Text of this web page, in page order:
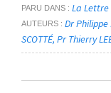
PARU DANS La Lettre
AUTEURS Dr Philippe
SCOTTÉ Pr Thierry